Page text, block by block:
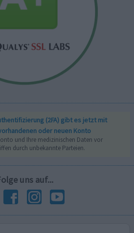
(2FA) gibt es jetzt mit
oder neuen Konto
und Ihre medizinischen Daten vor
durch unbekannte Parteien.
uns auf...